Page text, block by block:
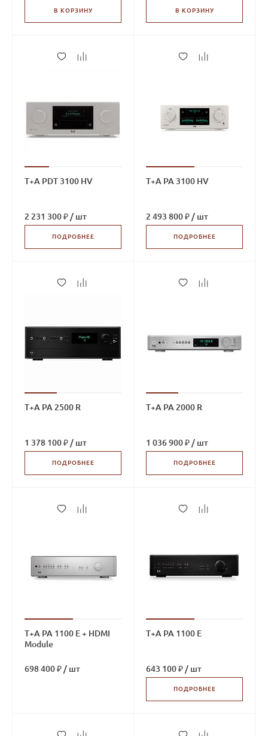
В КОРЗИНУ В КОРЗИНУ
T+A PDT 3100 HV
2 231 300 ₽ / шт
ПОДРОБНЕЕ
T+A PA 3100 HV
2 493 800 ₽ / шт
ПОДРОБНЕЕ
T+A PA 2500 R
1 378 100 ₽ / шт
ПОДРОБНЕЕ
T+A PA 2000 R
1 036 900 ₽ / шт
ПОДРОБНЕЕ
T+A PA 1100 E + HDMI
Module
698 400 ₽ / шт
T+A PA 1100 E
643 100 ₽ / шт
ПОДРОБНЕЕ